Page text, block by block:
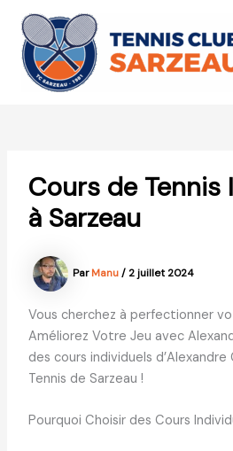
contenu
Cours de Tennis
à Sarzeau
ParManu/2 juillet 2024
Vous cherchez à perfectionner
Améliorez Votre Jeu avec
des cours individuels
Tennis de Sarzeau !
Pourquoi Choisir des Cours